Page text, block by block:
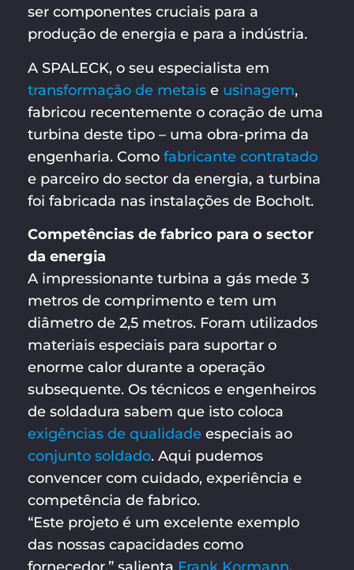
ser componentes cruciais para a
produção de energia e para a indústria.
A SPALECK, o seu especialista em
transformação de metaise usinagem,
fabricou recentemente o coração de uma
turbina deste tipo – uma obra-prima da
engenharia. Como fabricante contratado
e parceiro do sector da energia, a turbina
foi fabricada nas instalações de Bocholt.
Competências de fabrico para o sector
da energia
A impressionante turbina a gás mede 3
metros de comprimento e tem um
diâmetro de 2,5 metros. Foram utilizados
materiais especiais para suportar o
enorme calor durante a operação
subsequente. Os técnicos e engenheiros
de soldadura sabem que isto coloca
exigências de qualidadeespeciais ao
conjunto soldado. Aqui pudemos
convencer com cuidado, experiência e
competência de fabrico.
“Este projeto é um excelente exemplo
das nossas capacidades como